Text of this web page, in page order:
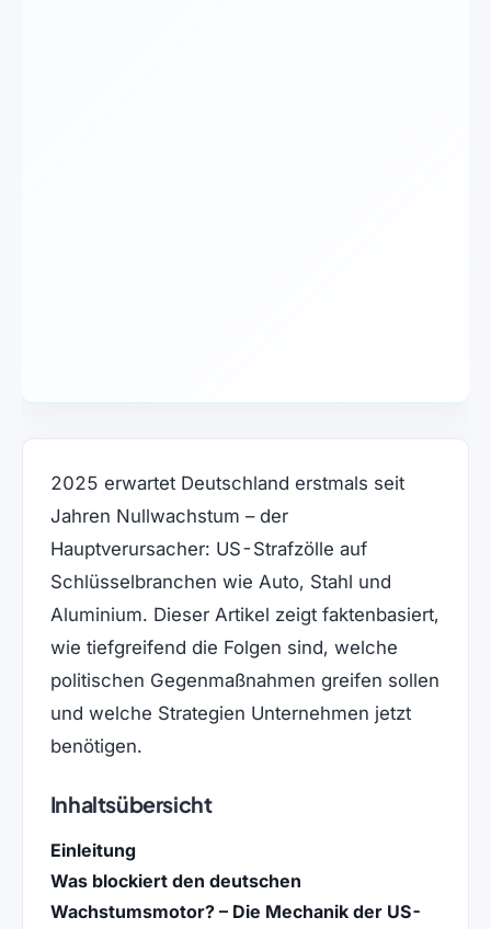
2025 erwartet Deutschland erstmals seit
Jahren Nullwachstum – der
Hauptverursacher: US-Strafzölle auf
Schlüsselbranchen wie Auto, Stahl und
Aluminium. Dieser Artikel zeigt faktenbasiert,
wie tiefgreifend die Folgen sind, welche
politischen Gegenmaßnahmen greifen sollen
und welche Strategien Unternehmen jetzt
benötigen.
Inhaltsübersicht
Einleitung
Was blockiert den deutschen
Wachstumsmotor? – Die Mechanik der US-